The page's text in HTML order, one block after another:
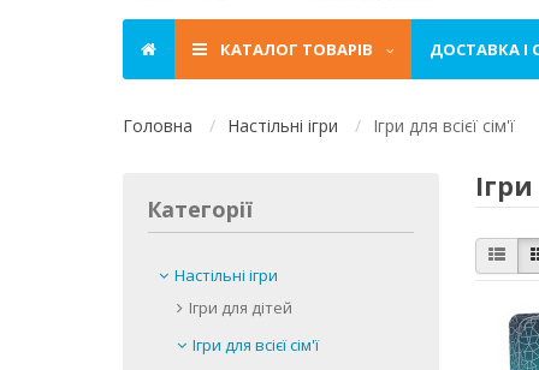
КАТАЛОГ ТОВАРІВ ДОСТАВКА І
Головна Настільні ігри Ігри для всієї сім'ї
Категорії
Настільні ігри
Ігри для дітей
Ігри для всієї сім'ї
Ігри